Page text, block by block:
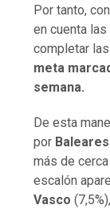
Por tanto,
en cuenta
completar
meta
semana.
De esta
por Baleares
más de cerca
escalón
Vasco (7,5%),